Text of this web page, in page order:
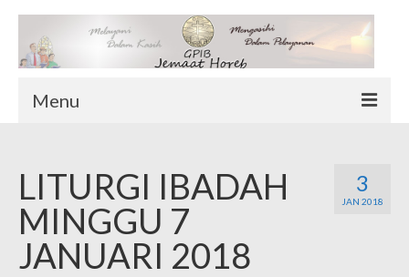
Menu
Sekilas Tentang Horeb
Wilayah Pelayanan
Download Form
Suluh Sepekan
3
JAN 2018
LITURGI IBADAH
MINGGU 7
JANUARI 2018